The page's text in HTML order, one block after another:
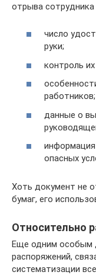
отрыва сотрудника
число
руки;
контроль
работников;
данные о
опасных
Хоть документ не
бумаг, его
Относительно
Еще одним особым
распоряжений,
систематизации